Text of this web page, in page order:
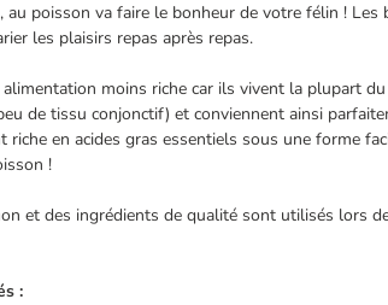
au poisson va faire le bonheur de votre félin !
les plaisirs repas après repas.
moins riche car ils vivent la plupart
de tissu conjonctif) et conviennent ainsi
en acides gras essentiels sous une forme
!
et des ingrédients de qualité sont utilisés lors
: